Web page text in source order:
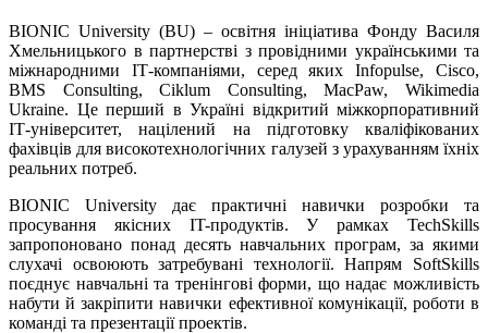
BIONIC University (BU) – освітня ініціатива Фонду Василя
Хмельницького в партнерстві з провідними українськими та
міжнародними ІТ-компаніями, серед яких Infopulse, Cisco,
BMS Consulting, Ciklum Consulting, MacPaw, Wikimedia
Ukraine. Це перший в Україні відкритий міжкорпоративний
ІТ-університет, націлений на підготовку кваліфікованих
фахівців для високотехнологічних галузей з урахуванням їхніх
реальних потреб.
BIONIC University дає практичні навички розробки та
просування якісних IT-продуктів. У рамках TechSkills
запропоновано понад десять навчальних програм, за якими
слухачі освоюють затребувані технології. Напрям SoftSkills
поєднує навчальні та тренінгові форми, що надає можливість
набути й закріпити навички ефективної комунікації, роботи в
команді та презентації проектів.